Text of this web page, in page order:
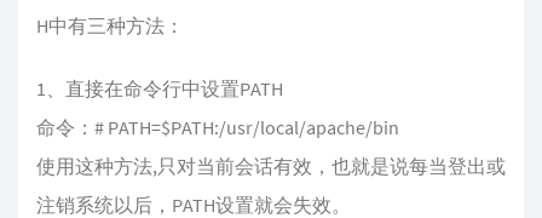
H中有三种方法：
1、直接在命令行中设置PATH
命令：# PATH=$PATH:/usr/local/apache/bin
使用这种方法,只对当前会话有效，也就是说每当登出或
注销系统以后，PATH设置就会失效。